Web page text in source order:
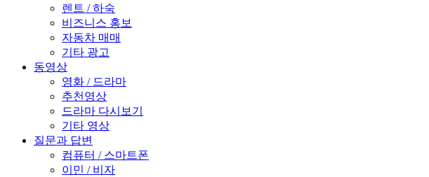
렌트 / 하숙
비즈니스 홍보
자동차 매매
기타 광고
동영상
영화 / 드라마
추천영상
드라마 다시보기
기타 영상
질문과 답변
컴퓨터 / 스마트폰
이민 / 비자